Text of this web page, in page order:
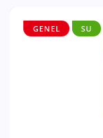
GENEL SU